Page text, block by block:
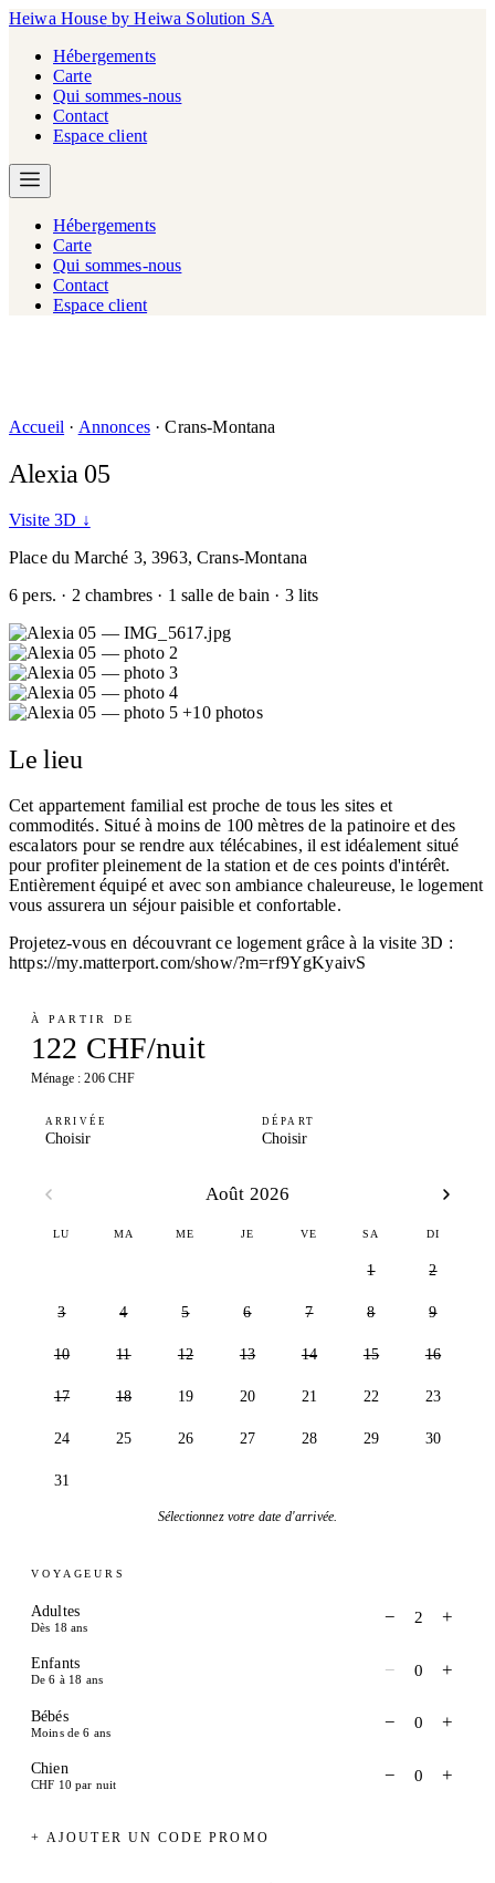
Heiwa House by Heiwa Solution SA
Hébergements
Carte
Qui sommes-nous
Contact
Espace client
Hébergements
Carte
Qui sommes-nous
Contact
Espace client
Accueil · Annonces · Crans-Montana
Alexia 05
Visite 3D ↓
Place du Marché 3, 3963, Crans-Montana
6 pers. · 2 chambres · 1 salle de bain · 3 lits
+10 photos
Le lieu
Cet appartement familial est proche de tous les sites et
commodités. Situé à moins de 100 mètres de la patinoire et des
escalators pour se rendre aux télécabines, il est idéalement situé
pour profiter pleinement de la station et de ces points d'intérêt.
Entièrement équipé et avec son ambiance chaleureuse, le logement
vous assurera un séjour paisible et confortable.
Projetez-vous en découvrant ce logement grâce à la visite 3D :
https://my.matterport.com/show/?m=rf9YgKyaivS
À PARTIR DE
122 CHF/nuit
Ménage : 206 CHF
ARRIVÉE
Choisir
DÉPART
Choisir
Août 2026
LU MA ME JE VE SA DI
1 2
3 4 5 6 7 8 9
10 11 12 13 14 15 16
17 18 19 20 21 22 23
24 25 26 27 28 29 30
31
Sélectionnez votre date d'arrivée.
VOYAGEURS
Adultes
Dès 18 ans − 2 +
Enfants
De 6 à 18 ans − 0 +
Bébés
Moins de 6 ans − 0 +
Chien
CHF 10 par nuit − 0 +
+ AJOUTER UN CODE PROMO